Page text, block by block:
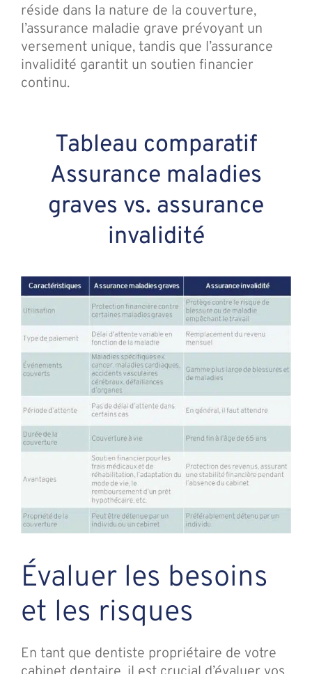
réside dans la nature de la couverture,
l’assurance maladie grave prévoyant un
versement unique, tandis que l’assurance
invalidité garantit un soutien financier
continu.
Tableau comparatif
Assurance maladies
graves vs. assurance
invalidité
Évaluer les besoins
et les risques
En tant que dentiste propriétaire de votre